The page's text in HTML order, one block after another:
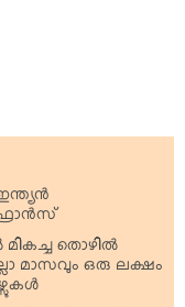
തൊഴില്‍
മാസവും ഒരു ലക്ഷം